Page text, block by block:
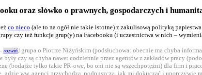
oraz słówko o prawnych, gospodarczych i
co nieco (ale to na ogół nie takie istotne) z zakulisową polityką
czy też funkcje grup(y) na Facebooku (i uczestnictwa w nich –
rozwiń] grupa o Piotrze Niżyńskim (podsłuchowa: obecnie ma chyba
czy są chyba nawet codziennie przez agentów z zakładów pracy
(bodajże tylko takie PR-owe, bo oni nie są wszechpotężni) dla firm i
gdzie ww. agenci przychodzą, podpuszcza, jak mi dokuczać i uporczywie